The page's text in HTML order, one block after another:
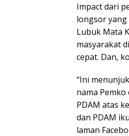
Impact dari
longsor yang
Lubuk Mata
masyarakat
cepat. Dan,
“Ini
nama
PDAM atas
dan PDAM
laman